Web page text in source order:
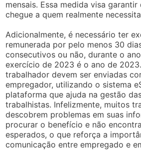
mensais. Essa medida visa
chegue a quem realmente
Adicionalmente, é necessário ter
remunerada por pelo menos 30
consecutivos ou não, durante o
exercício de 2023 é o ano de
trabalhador devem ser enviadas
empregador, utilizando o sistema
plataforma que ajuda na gestão
trabalhistas. Infelizmente, muitos
descobrem problemas em suas
procurar o benefício e não
esperados, o que reforça a
comunicação entre empregado e